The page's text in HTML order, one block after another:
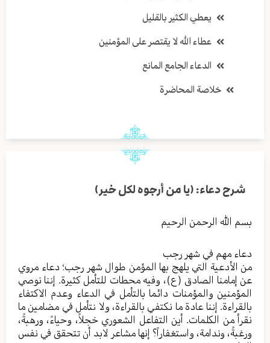
يعطي الكثير بالقليل
عطاء الله لا يقتصر على المؤمنين
الدعاء الجامع المانع
خلاصة المحاضرة
شرح دعاء: (يا من أرجوه لكل خير)
بسم الله الرحمن الرحيم
دعاء مهم في شهر رجب
من الأدعية التي يلهج بها المؤمن طوال شهر رجب؛ دعاء مروي
عن إمامنا الصادق (ع)، وفيه محطات للتأمل كثيرة. إننا نوصي
المؤمنين والمؤمنات دائما بالتأمل في الدعاء وعدم الاكتفاء
بالقراءة. إننا عادة ما نكتفي بالقراءة، ولا نتأمل في مضامين ما
نقرأ من الكلمات. أين التفاعل الشعوري خجلاً، وحياءً، ورهبةً،
ورغبةً، وندامة، واستغفاراً؟ إنها مشاعر لابد أن تتحقق في نفس